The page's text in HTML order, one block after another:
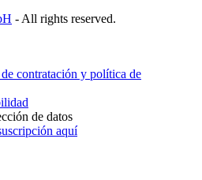
- All rights reserved.
contratación y política de
de datos
aquí